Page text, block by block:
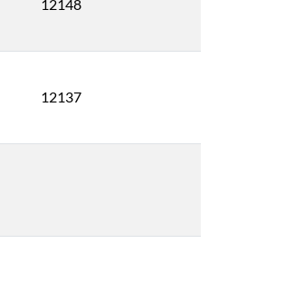
12148
12137